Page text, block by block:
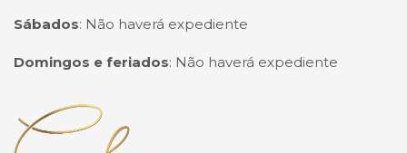
Sábados: Não haverá expediente
Domingos e feriados: Não haverá expediente
Página inicial